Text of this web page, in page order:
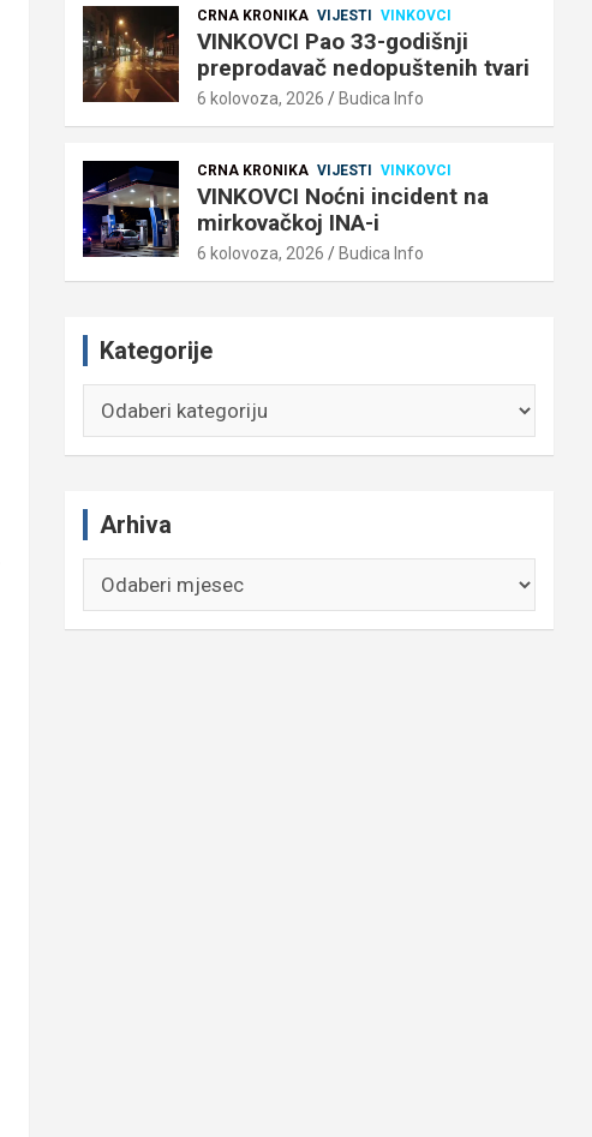
CRNA KRONIKA VIJESTI VINKOVCI
VINKOVCI Pao 33-godišnji
preprodavač nedopuštenih tvari
6 kolovoza, 2026 Budica Info
CRNA KRONIKA VIJESTI VINKOVCI
VINKOVCI Noćni incident na
mirkovačkoj INA-i
6 kolovoza, 2026 Budica Info
Kategorije
Arhiva